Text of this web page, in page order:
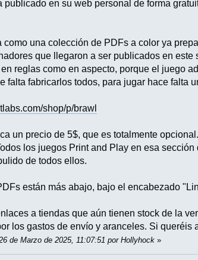
publicado en su web personal de forma
como una colección de PDFs a color ya
que llegaron a ser publicados en
reglas como en aspecto, porque el juego
falta fabricarlos todos, para jugar hace falta
shop/p/brawl
un precio de 5$, que es totalmente
los juegos Print and Play en esa
de todos ellos.
están más abajo, bajo el encabezado
a tiendas que aún tienen stock de la
los gastos de envío y aranceles. Si
de Marzo de 2025, 11:07:51 por Hollyhock »